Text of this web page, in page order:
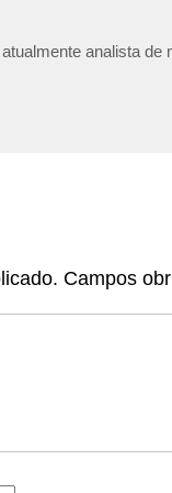
analista
Campos